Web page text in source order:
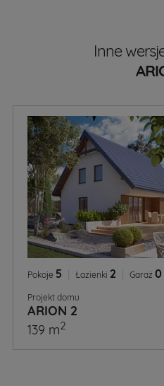
Inne
Pokoje 5 Łazienki 2 Garaż 0
Projekt domu
ARION 2
139 m2